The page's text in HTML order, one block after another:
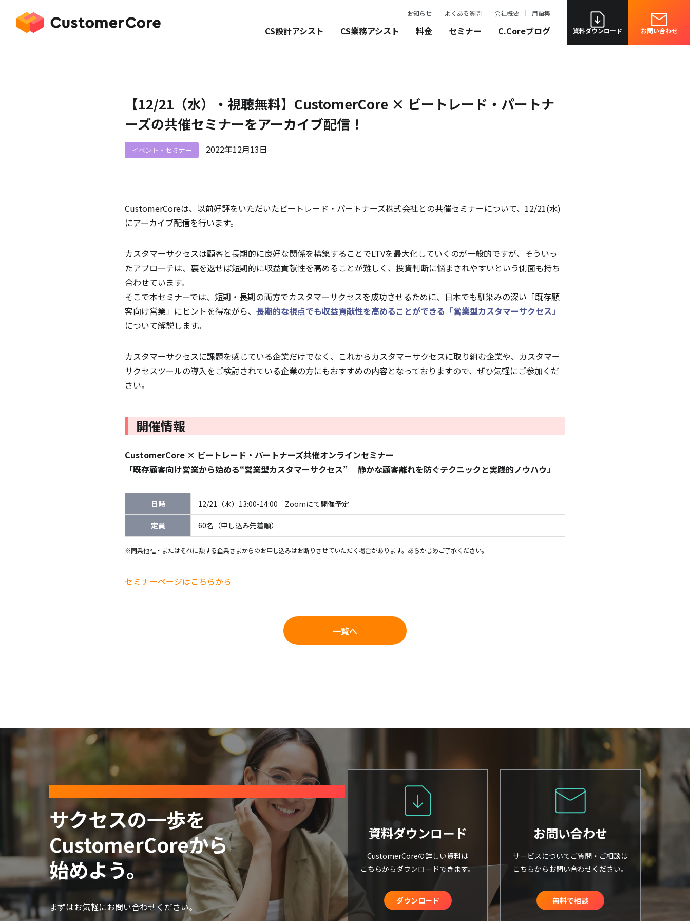
お知らせ よくある質問 会社概要 用語集
CS設計アシスト CS業務アシスト 料金 セミナー C.Coreブログ 資料ダウンロード お問い合わせ
【12/21（水）・視聴無料】CustomerCore × ビートレード・パートナ
ーズの共催セミナーをアーカイブ配信！
イベント・セミナー 2022年12月13日
CustomerCoreは、以前好評をいただいたビートレード・パートナーズ株式会社との共催セミナーについて、12/21(水)
にアーカイブ配信を行います。
カスタマーサクセスは顧客と長期的に良好な関係を構築することでLTVを最大化していくのが一般的ですが、そういっ
たアプローチは、裏を返せば短期的に収益貢献性を高めることが難しく、投資判断に悩まされやすいという側面も持ち
合わせています。
そこで本セミナーでは、短期・長期の両方でカスタマーサクセスを成功させるために、日本でも馴染みの深い「既存顧
客向け営業」にヒントを得ながら、 長期的な視点でも収益貢献性を高めることができる「営業型カスタマーサクセス」
について解説します。
カスタマーサクセスに課題を感じている企業だけでなく、これからカスタマーサクセスに取り組む企業や、カスタマー
サクセスツールの導入をご検討されている企業の方にもおすすめの内容となっておりますので、ぜひ気軽にご参加くだ
さい。
開催情報
CustomerCore × ビートレード・パートナーズ共催オンラインセミナー
「既存顧客向け営業から始める“営業型カスタマーサクセス” 静かな顧客離れを防ぐテクニックと実践的ノウハウ」
日時 12/21（水）13:00-14:00 Zoomにて開催予定
定員 60名（申し込み先着順）
※同業他社・またはそれに類する企業さまからのお申し込みはお断りさせていただく場合があります。あらかじめご了承ください。
セミナーページはこちらから
一覧へ
サクセスの一歩を
CustomerCoreから
始めよう。
まずはお気軽にお問い合わせください。
資料ダウンロード
CustomerCoreの詳しい資料は
こちらからダウンロードできます。
ダウンロード
お問い合わせ
サービスについてご質問・ご相談は
こちらからお問い合わせください。
無料で相談